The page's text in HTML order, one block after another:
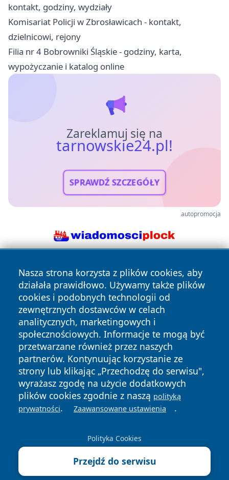
kontakt, godziny, wydziały
Komisariat Policji w Zbrosławicach - kontakt,
dzielnicowi, rejony
Filia nr 4 Bobrowniki Śląskie - godziny, karta,
wypożyczanie i katalog online
Zareklamuj się na
tarnowskie24.pl!
SPRAWDŹ SZCZEGÓŁY
autopromocja
Nasza strona korzysta z plików cookies, aby
działała prawidłowo. Używamy także plików
cookies i podobnych technologii od
zewnętrznych dostawców w celach
analitycznych, marketingowych i
społecznościowych. Informacje te mogą być
przetwarzane również przez naszych
partnerów. Kontynuując korzystanie ze
strony lub klikając „Przechodzę do serwisu",
wyrażasz zgodę na użycie dodatkowych
plików cookies zgodnie z naszą polityką
prywatności. Zaawansowane ustawienia .
Polityka Cookies
Przejdź do serwisu
Copyright © 2026 tarnowskie24.pl Wszystkie prawa
zastrzeżone.
News Autorzy
Polityka
Prywatności
Polityka
Cookies